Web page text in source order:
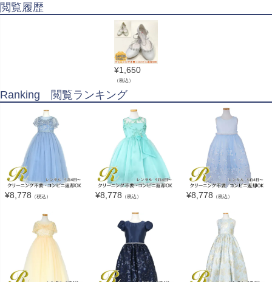
閲覧履歴
¥1,650
（税込）
Ranking 閲覧ランキング
¥8,778 （税込） ¥8,778 （税込） ¥8,778 （税込）